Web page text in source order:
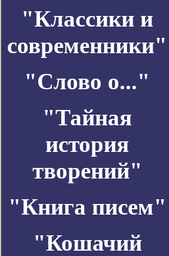
"Классики и
современники"
"Слово о..."
"Тайная
история
творений"
"Книга писем"
"Кошачий